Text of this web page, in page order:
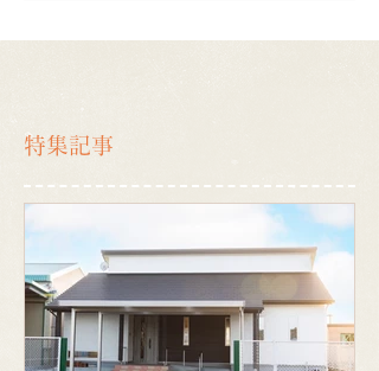
特集記事